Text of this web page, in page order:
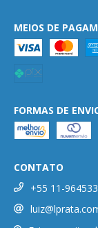
MEIOS DE
FORMAS DE
CONTATO
+55 11-